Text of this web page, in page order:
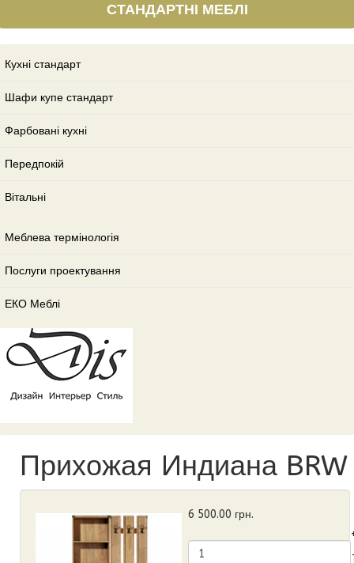
СТАНДАРТНІ МЕБЛІ
Кухні стандарт
Шафи купе стандарт
Фарбовані кухні
Передпокій
Вітальні
Меблева термінологія
Послуги проектування
ЕКО Меблі
Прихожая Индиана BRW
6 500.00 грн.